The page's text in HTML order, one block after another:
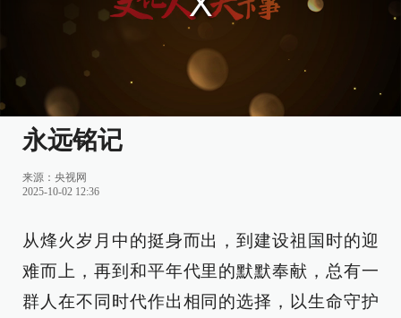
永远铭记
来源： 央视网
2025-10-02 12:36
从烽火岁月中的挺身而出，到建设祖国时的迎
难而上，再到和平年代里的默默奉献，总有一
群人在不同时代作出相同的选择，以生命守护